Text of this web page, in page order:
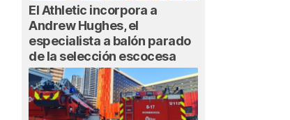
El Athletic incorpora a
Andrew Hughes, el
especialista a balón parado
de la selección escocesa